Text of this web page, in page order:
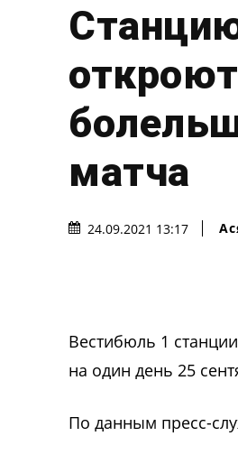
матча
24.09.2021 13:17
Вестибюль 1
на один день 25
По данным пресс-